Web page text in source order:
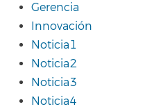
Gerencia
Innovación
Noticia1
Noticia2
Noticia3
Noticia4